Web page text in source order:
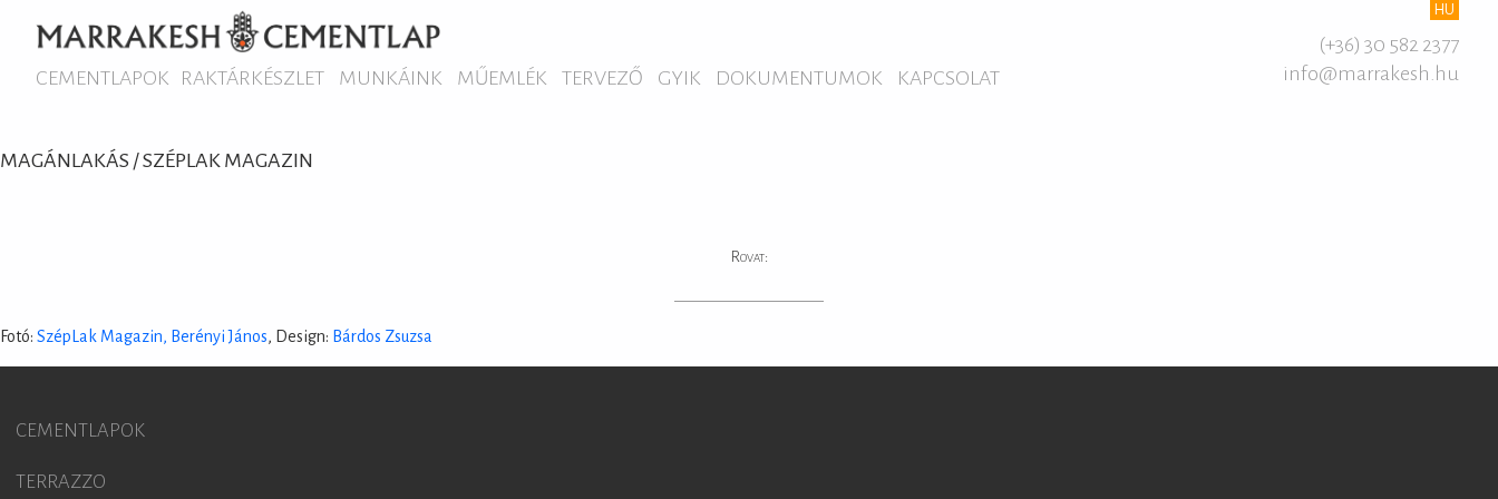
HU
CEMENTLAPOK RAKTÁRKÉSZLET MUNKÁINK MŰEMLÉK TERVEZŐ GYIK DOKUMENTUMOK KAPCSOLAT
(+36) 30 582 2377
info@marrakesh.hu
MAGÁNLAKÁS / SZÉPLAK MAGAZIN
Rovat:
Fotó: SzépLak Magazin, Berényi János, Design: Bárdos Zsuzsa
CEMENTLAPOK
TERRAZZO